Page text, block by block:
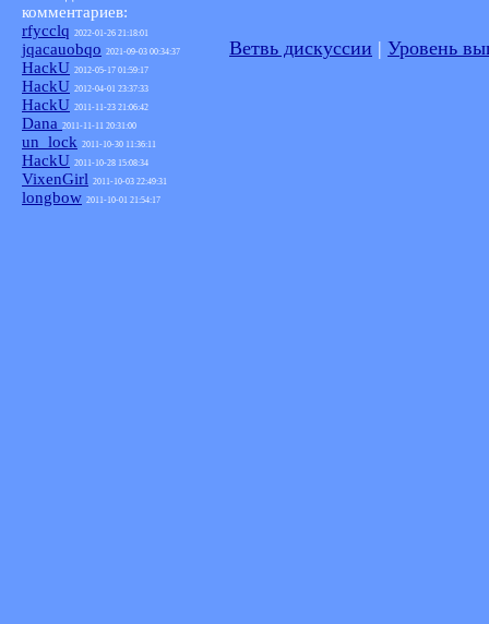
комментариев:
rfycclq 2022-01-26 21:18:01
jqacauobqo 2021-09-03 00:34:37
HackU 2012-05-17 01:59:17
HackU 2012-04-01 23:37:33
HackU 2011-11-23 21:06:42
Dana 2011-11-11 20:31:00
un_lock 2011-10-30 11:36:11
HackU 2011-10-28 15:08:34
VixenGirl 2011-10-03 22:49:31
longbow 2011-10-01 21:54:17
Ветвь дискуссии | Уровень